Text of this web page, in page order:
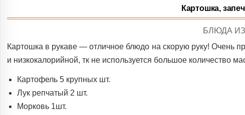
Картошка,
POSTED
БЛЮДА
Картошка в рукаве — отличное блюдо на скорую руку! Очень
и низкокалорийной, тк не используется большое количество
Картофель 5 крупных шт.
Лук репчатый 2 шт.
Морковь 1шт.